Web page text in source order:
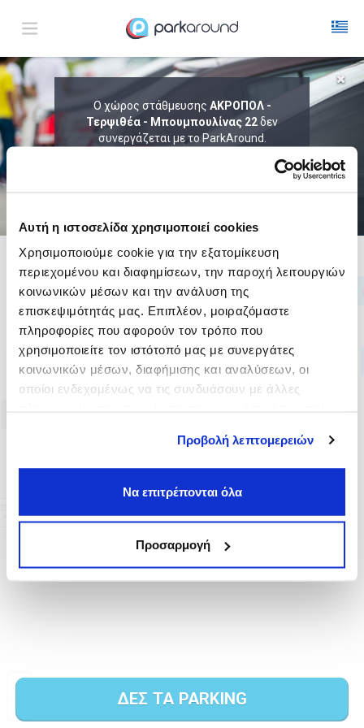
Αυτή η ιστοσελίδα χρησιμοποιεί cookies
Χρησιμοποιούμε cookie για την εξατομίκευση
περιεχομένου και διαφημίσεων, την παροχή λειτουργιών
κοινωνικών μέσων και την ανάλυση της
επισκεψιμότητάς μας. Επιπλέον, μοιραζόμαστε
πληροφορίες που αφορούν τον τρόπο που
χρησιμοποιείτε τον ιστότοπό μας με συνεργάτες
κοινωνικών μέσων, διαφήμισης και αναλύσεων, οι
οποίοι ενδεχομένως να τις συνδυάσουν με άλλες
Προβολή λεπτομερειών
Να επιτρέπονται όλα
Προσαρμογή
Ο χώρος στάθμευσης ΑΚΡΟΠΟΛ -
Τερψιθέα - Μπουμπουλίνας 22δεν
συνεργάζεται με το ParkAround.
ΤΟ PARKAROUND ΕΠΕΚΤΕΙΝΕΙ ΣΥΝΕΧΩΣ
Δες τώρα τα parking στο χάρτη και σύγκρινετιμή
καιαπόσταση
ΔΕΣ ΤΑ PARKING
ΑΠΟΤΕΛΕΣΜΑΤΑ ΓΙΑ:
ΑΦΙΞΗ Παρ 07 Αυγ 02:00 ΔΙΑΡΚΕΙΑ